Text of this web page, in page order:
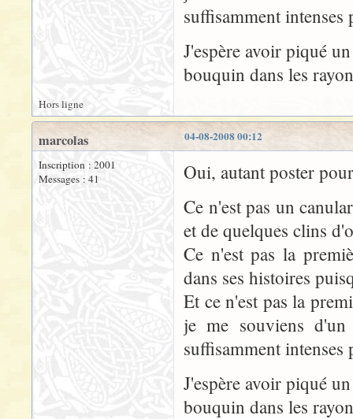
suffisamment
J'espère avoir piqué
bouquin dans les
Hors ligne
04-08-2008 00:12
marcolas
Inscription : 2001
Messages : 41
Oui, autant poster
Ce n'est pas un
et de quelques clins
Ce n'est pas la
dans ses histoires
Et ce n'est pas la
je me souviens
suffisamment
J'espère avoir piqué
bouquin dans les